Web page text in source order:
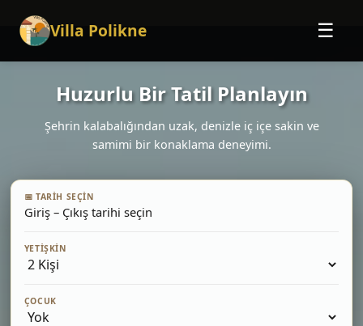
Villa Polikne ☰
Huzurlu Bir Tatil Planlayın
Şehrin kalabalığından uzak, denizle iç içe sakin ve
samimi bir konaklama deneyimi.
📅 TARIH SEÇIN
Giriş – Çıkış tarihi seçin
YETIŞKIN
ÇOCUK